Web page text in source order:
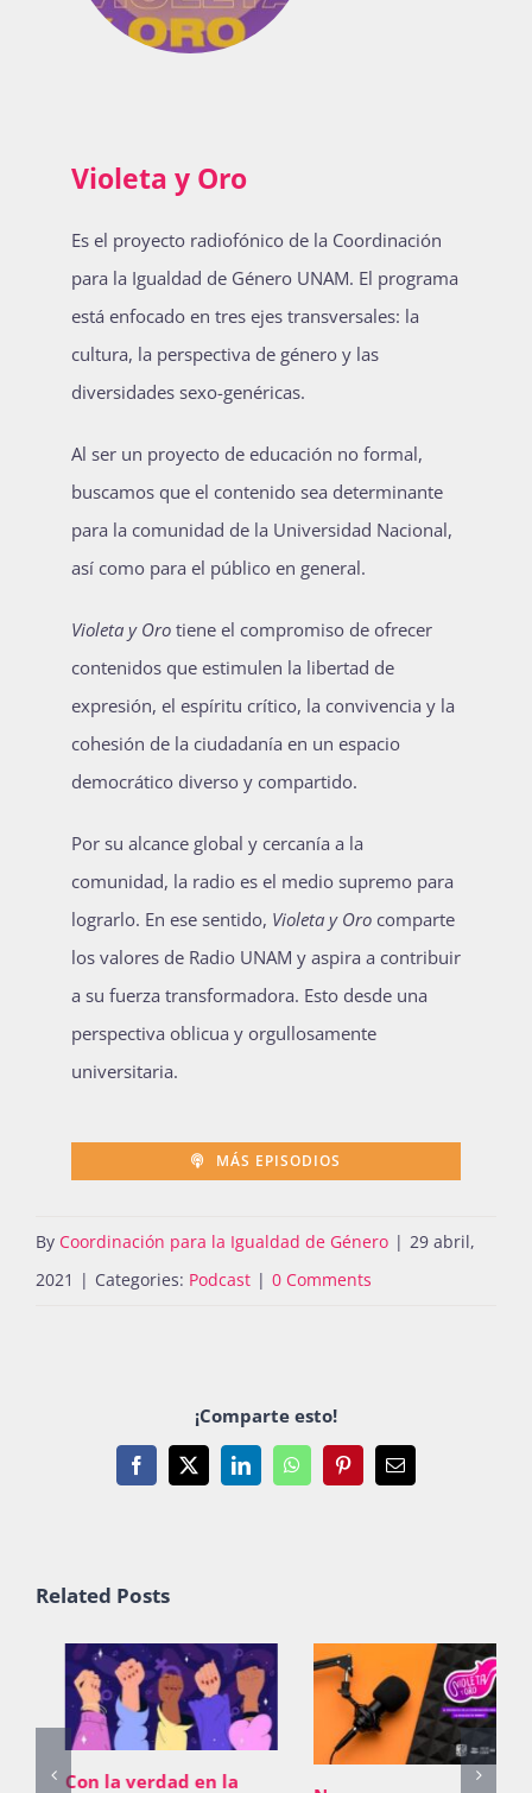
Violeta y Oro
Es el proyecto radiofónico de la Coordinación
para la Igualdad de Género UNAM. El programa
está enfocado en tres ejes transversales: la
cultura, la perspectiva de género y las
diversidades sexo-genéricas.
Al ser un proyecto de educación no formal,
buscamos que el contenido sea determinante
para la comunidad de la Universidad Nacional,
así como para el público en general.
Violeta y Oro tiene el compromiso de ofrecer
contenidos que estimulen la libertad de
expresión, el espíritu crítico, la convivencia y la
cohesión de la ciudadanía en un espacio
democrático diverso y compartido.
Por su alcance global y cercanía a la
comunidad, la radio es el medio supremo para
lograrlo. En ese sentido, Violeta y Oro comparte
los valores de Radio UNAM y aspira a contribuir
a su fuerza transformadora. Esto desde una
perspectiva oblicua y orgullosamente
universitaria.
MÁS EPISODIOS
By Coordinación para la Igualdad de Género | 29 abril,
2021 | Categories: Podcast | 0 Comments
¡Comparte esto!
Facebook
X LinkedInWhatsAppPinterestEmail
Related Posts
Con la verdad en la